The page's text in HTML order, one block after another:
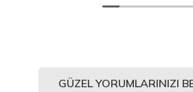
GÜZEL YORUMLARINIZI